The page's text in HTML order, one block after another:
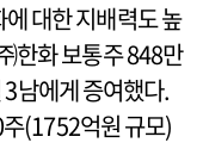
대한 지배력도 높
한화 보통주 848만
남에게 증여했다.
(1752억원 규모)